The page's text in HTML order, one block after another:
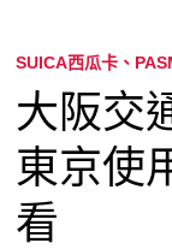
SUICA西瓜卡、
大阪交
東京使
看